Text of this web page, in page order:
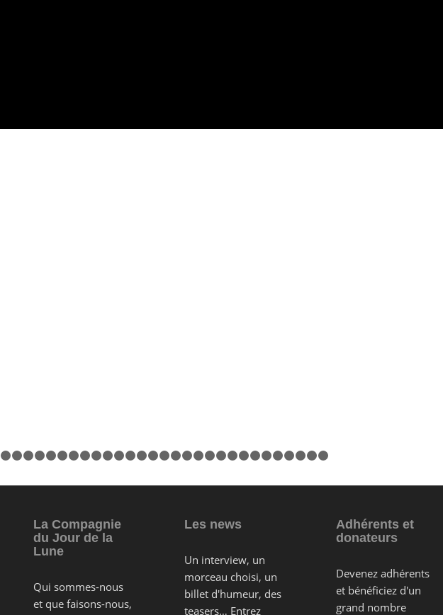
1 2 3 4 5 6 7 8 9 101112131415161718192021222324
La Compagnie
du Jour de la
Lune
Qui sommes-nous
et que faisons-nous,
Les news
Un interview, un
morceau choisi, un
billet d'humeur, des
teasers… Entrez
Adhérents et
donateurs
Devenez adhérents
et bénéficiez d'un
grand nombre